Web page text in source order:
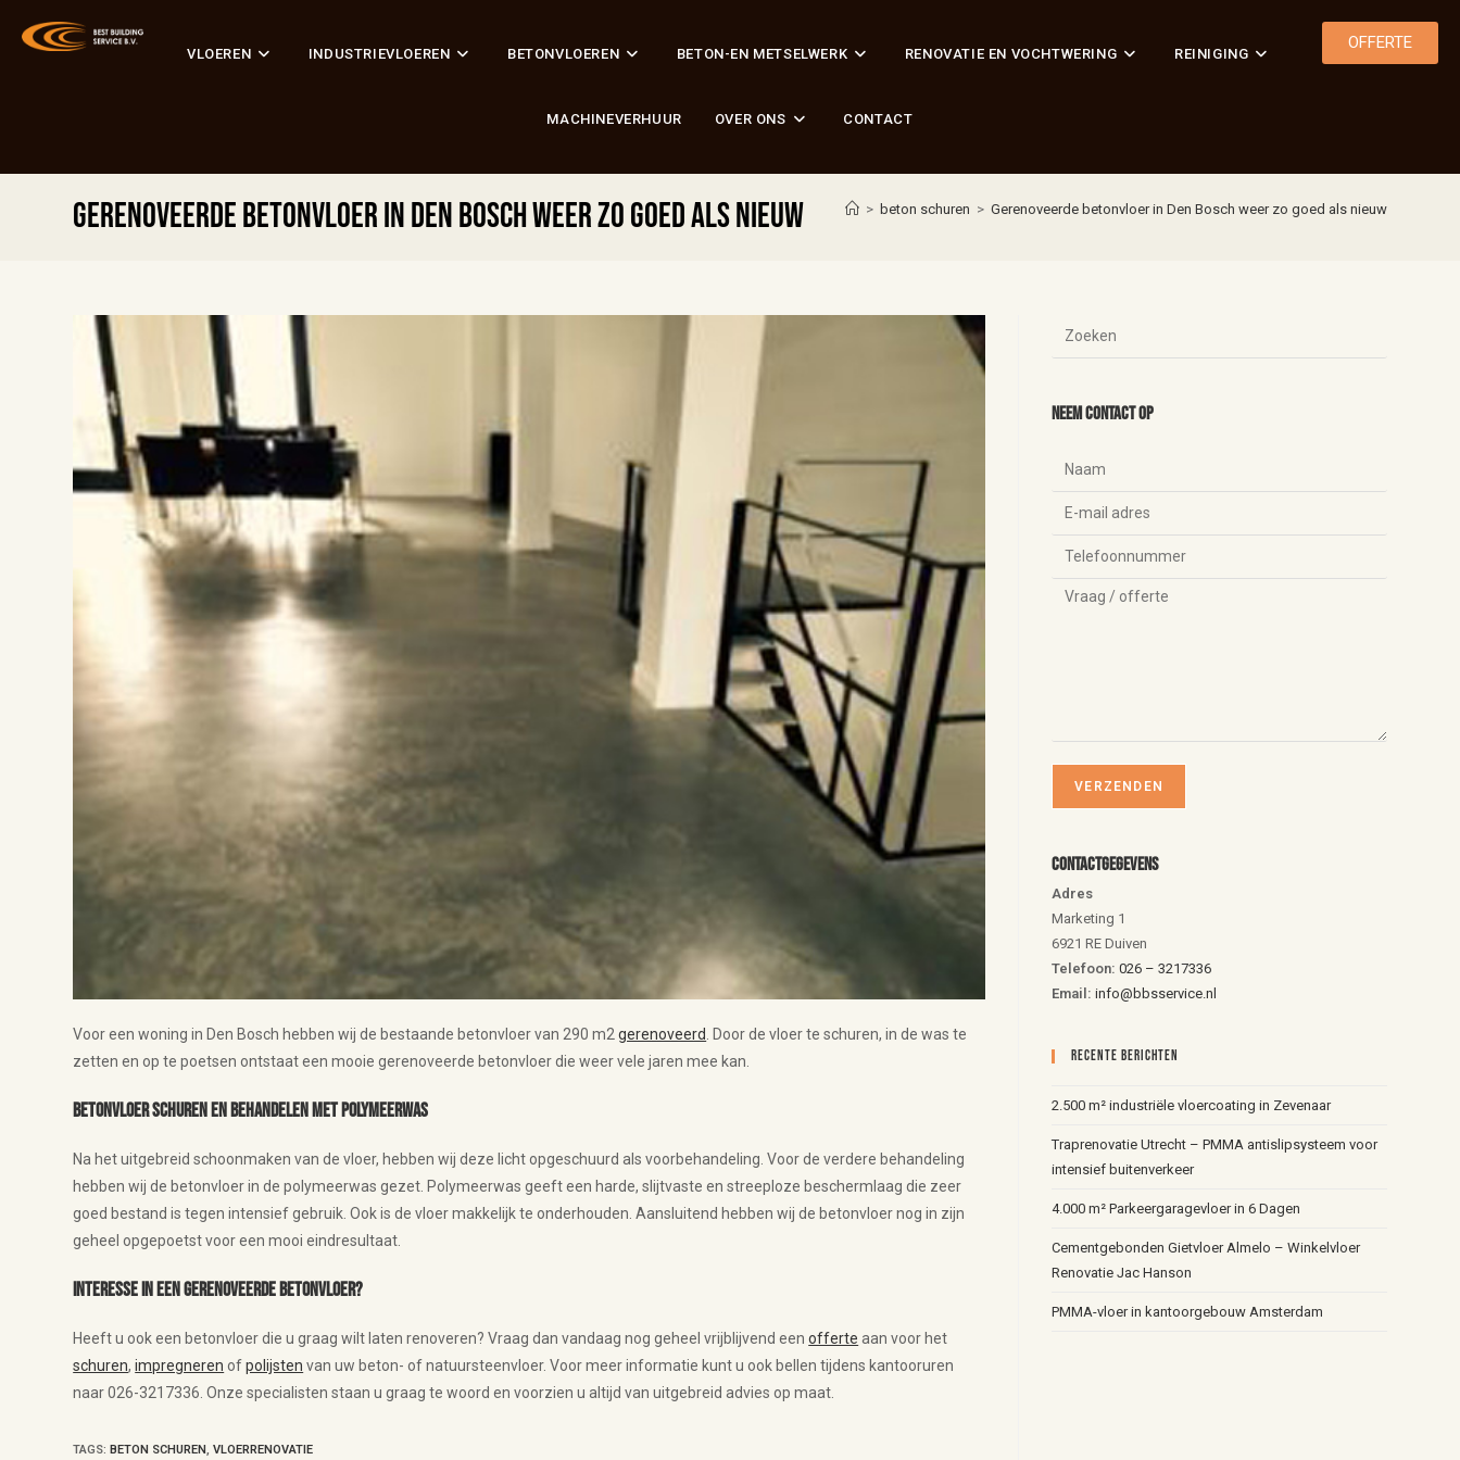
VLOEREN INDUSTRIEVLOEREN BETONVLOEREN BETON-EN METSELWERK RENOVATIE EN VOCHTWERING REINIGING
MACHINEVERHUUR OVER ONS CONTACT
OFFERTE
Gerenoveerde betonvloer in Den Bosch weer zo goed als nieuw > beton schuren > Gerenoveerde betonvloer in Den Bosch weer zo goed als nieuw
Voor een woning in Den Bosch hebben wij de bestaande betonvloer van 290 m2gerenoveerd
. Door de vloer te schuren, in de was te
zetten en op te poetsen ontstaat een mooie gerenoveerde betonvloer die weer vele jaren mee kan.
Betonvloer schuren en behandelen met polymeerwas
Na het uitgebreid schoonmaken van de vloer, hebben wij deze licht opgeschuurd als voorbehandeling. Voor de verdere behandeling
hebben wij de betonvloer in de polymeerwas gezet. Polymeerwas geeft een harde, slijtvaste en streeploze beschermlaag die zeer
goed bestand is tegen intensief gebruik. Ook is de vloer makkelijk te onderhouden. Aansluitend hebben wij de betonvloer nog in zijn
geheel opgepoetst voor een mooi eindresultaat.
Interesse in een gerenoveerde betonvloer?
Heeft u ook een betonvloer die u graag wilt laten renoveren? Vraag dan vandaag nog geheel vrijblijvend eenofferte aan voor het
schuren,impregneren ofpolijsten van uw beton- of natuursteenvloer. Voor meer informatie kunt u ook bellen tijdens kantooruren
naar 026-3217336. Onze specialisten staan u graag te woord en voorzien u altijd van uitgebreid advies op maat.
TAGS:BETON SCHUREN, VLOERRENOVATIE
Neem contact op
Contactgegevens
Adres
Marketing 1
6921 RE Duiven
Telefoon:026 – 3217336
Email: info@bbsservice.nl
Recente Berichten
2.500 m² industriële vloercoating in Zevenaar
Traprenovatie Utrecht – PMMA antislipsysteem voor
intensief buitenverkeer
4.000 m² Parkeergaragevloer in 6 Dagen
Cementgebonden Gietvloer Almelo – Winkelvloer
Renovatie Jac Hanson
PMMA-vloer in kantoorgebouw Amsterdam